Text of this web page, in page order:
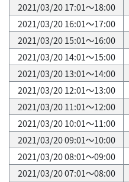
2021/03/20 17:01～18:00
2021/03/20 16:01～17:00
2021/03/20 15:01～16:00
2021/03/20 14:01～15:00
2021/03/20 13:01～14:00
2021/03/20 12:01～13:00
2021/03/20 11:01～12:00
2021/03/20 10:01～11:00
2021/03/20 09:01～10:00
2021/03/20 08:01～09:00
2021/03/20 07:01～08:00